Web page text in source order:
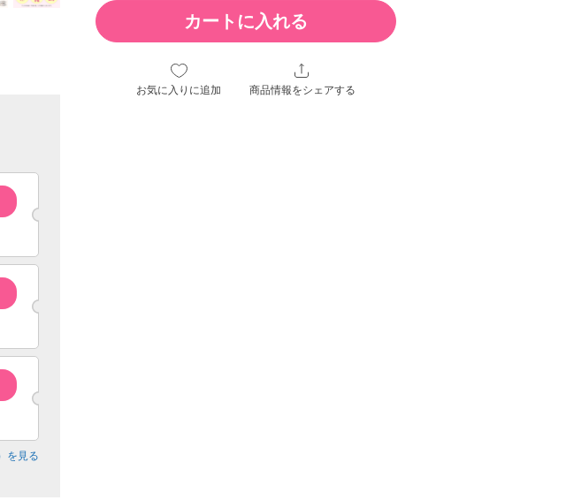
カートに入れる
お気に入りに追加 商品情報をシェアする
を見る